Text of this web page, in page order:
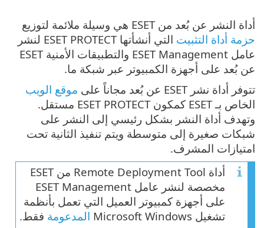
أداة النشر عن بُعد من ESET هي وسيلة ملائمة لتوزيع
حزمة أداة التثبيت
التي أنشأتها ESET PROTECT لنشر
عامل ESET Management والتطبيقات الأمنية ESET
عن بُعد على أجهزة الكمبيوتر عبر شبكة ما.
تتوفر أداة نشر ESET عن بُعد مجاناً على
موقع الويب
الخاص بـ ESET كمكون ESET PROTECT مستقل.
وتهدف أداة النشر بشكل رئيسي إلى النشر على
شبكات صغيرة إلى متوسطة ويتم تنفيذ الثانية تحت
امتيازات المشرف.
أداة Remote Deployment Tool من ESET
مخصصة لنشر عامل ESET Management
على أجهزة كمبيوتر العميل التي تعمل بأنظمة
تشغيل Microsoft Windows
المدعومة فقط.